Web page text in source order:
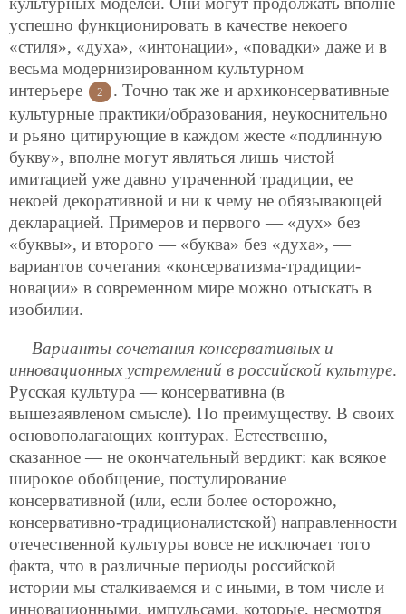
успешно функционировать в качестве некоего
«стиля», «духа», «интонации», «повадки» даже и в
весьма модернизированном культурном
интерьере
2
. Точно так же и архиконсервативные
культурные практики/образования, неукоснительно
и рьяно цитирующие в каждом жесте «подлинную
букву», вполне могут являться лишь чистой
имитацией уже давно утраченной традиции, ее
некоей декоративной и ни к чему не обязывающей
декларацией. Примеров и первого — «дух» без
«буквы», и второго — «буква» без «духа», —
вариантов сочетания «консерватизма-традиции-
новации» в современном мире можно отыскать в
изобилии.
Варианты сочетания консервативных и
инновационных устремлений в российской культуре.
Русская культура — консервативна (в
вышезаявленом смысле). По преимуществу. В своих
основополагающих контурах. Естественно,
сказанное — не окончательный вердикт: как всякое
широкое обобщение, постулирование
консервативной (или, если более осторожно,
консервативно-традиционалистской) направленности
отечественной культуры вовсе не исключает того
факта, что в различные периоды российской
истории мы сталкиваемся и с иными, в том числе и
инновационными, импульсами, которые, несмотря